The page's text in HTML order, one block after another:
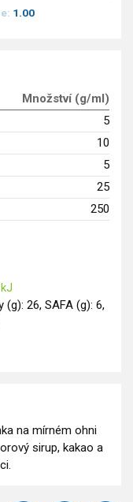
1.00
Množství (g/ml)
5
10
5
25
250
(g): 26, SAFA (g): 6,
na mírném ohni
sirup, kakao a